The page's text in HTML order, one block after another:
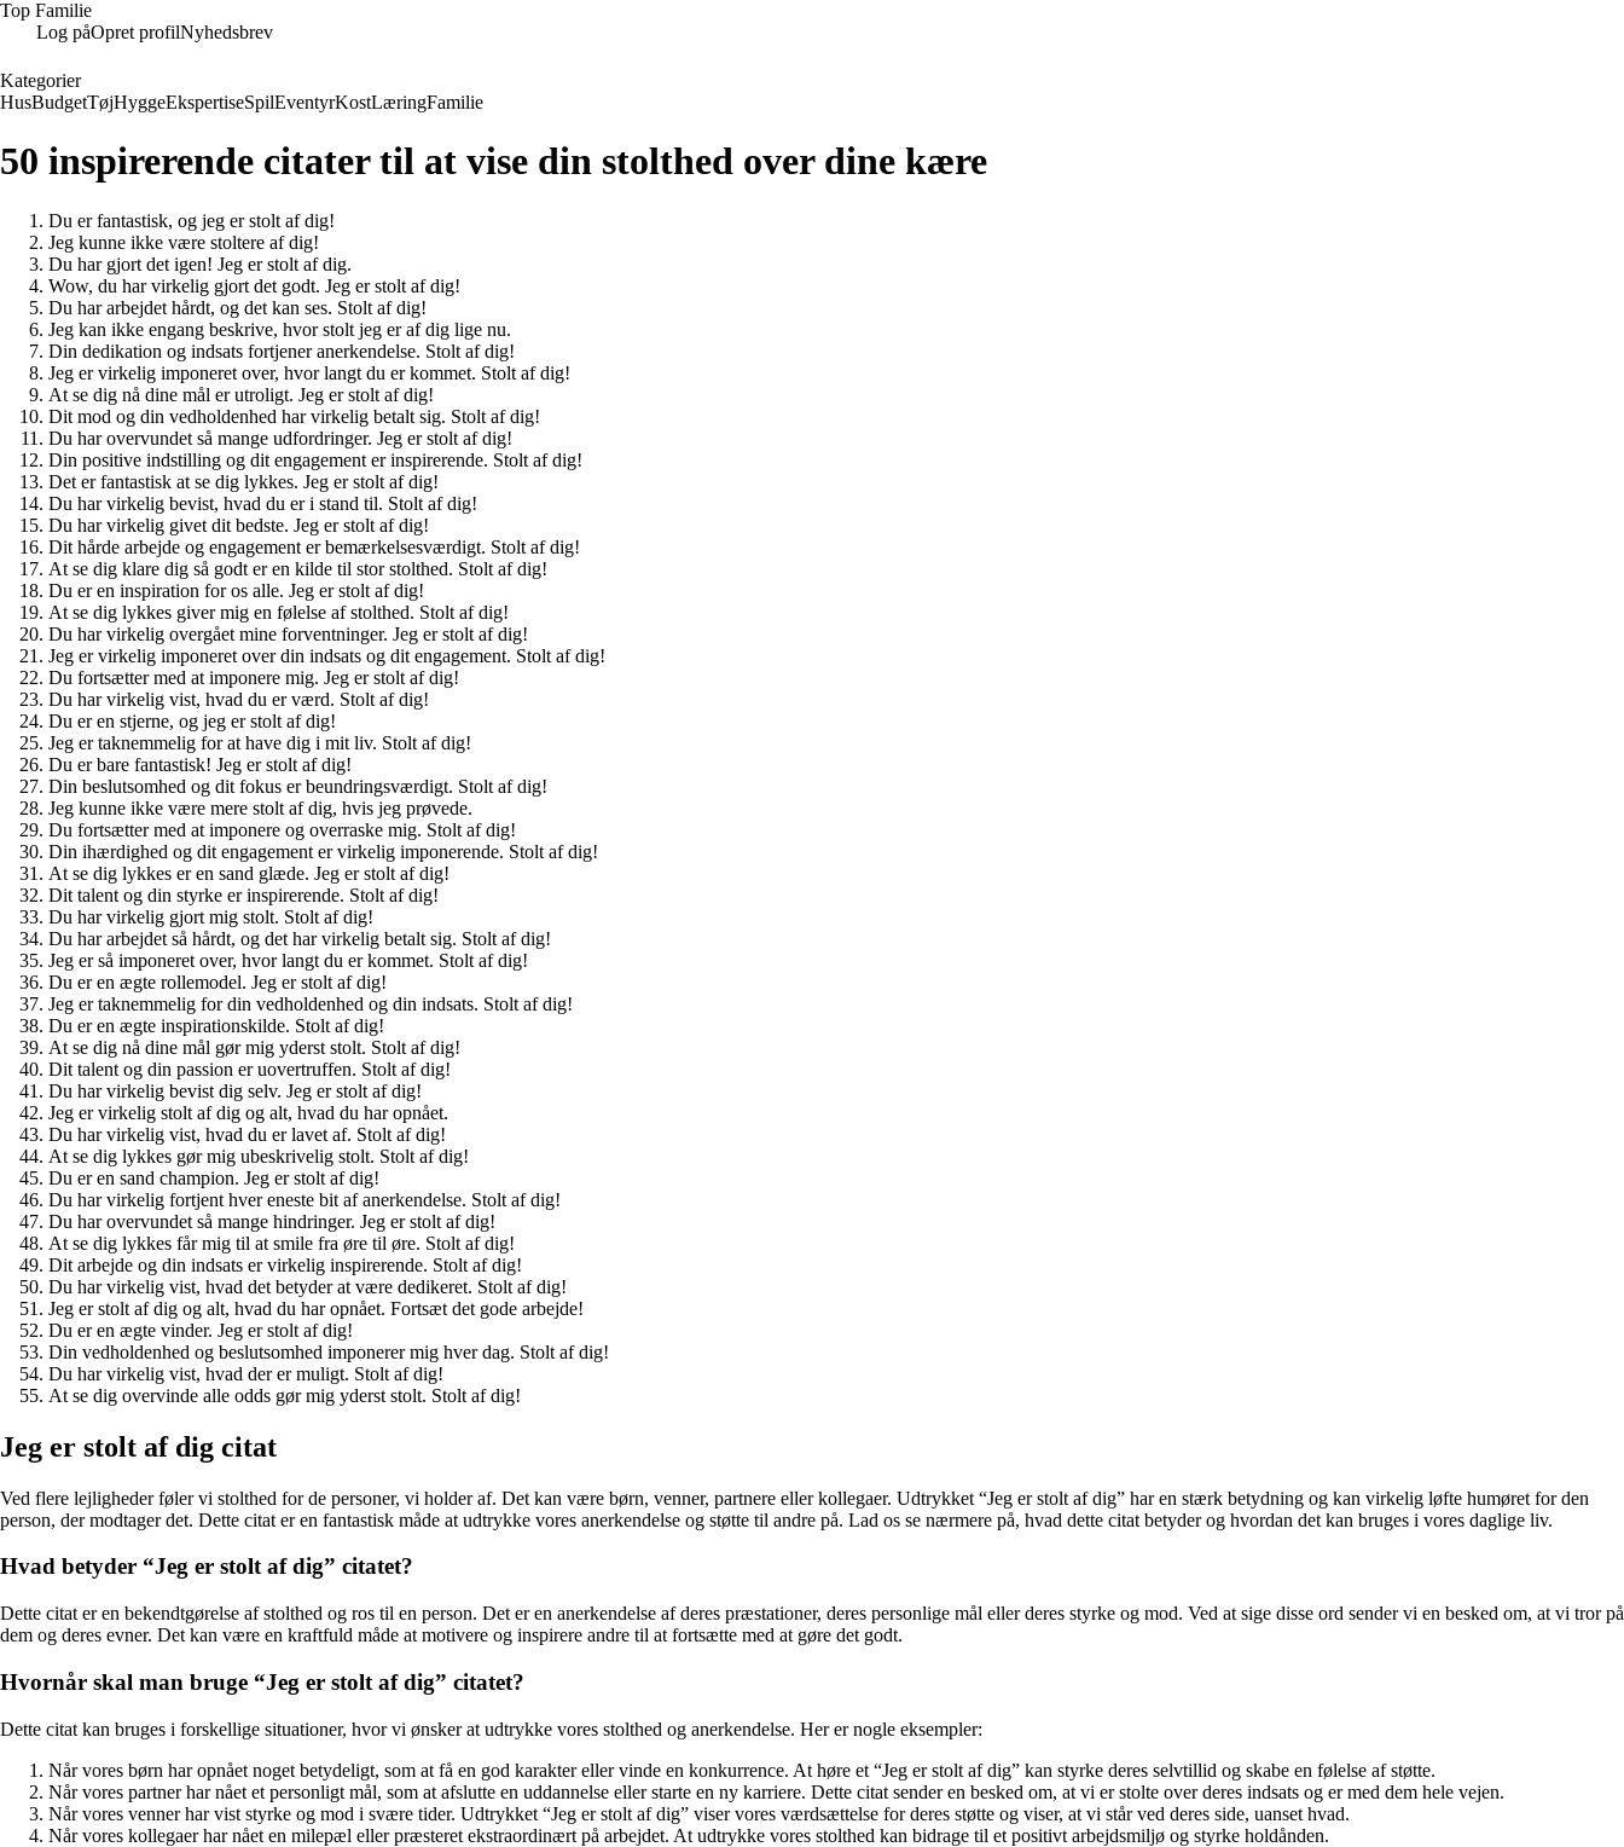
Top Familie
Log påOpret profilNyhedsbrev
Kategorier
HusBudgetTøjHyggeEkspertiseSpilEventyrKostLæringFamilie
50 inspirerende citater til at vise din stolthed over dine kære
Du er fantastisk, og jeg er stolt af dig!
Jeg kunne ikke være stoltere af dig!
Du har gjort det igen! Jeg er stolt af dig.
Wow, du har virkelig gjort det godt. Jeg er stolt af dig!
Du har arbejdet hårdt, og det kan ses. Stolt af dig!
Jeg kan ikke engang beskrive, hvor stolt jeg er af dig lige nu.
Din dedikation og indsats fortjener anerkendelse. Stolt af dig!
Jeg er virkelig imponeret over, hvor langt du er kommet. Stolt af dig!
At se dig nå dine mål er utroligt. Jeg er stolt af dig!
Dit mod og din vedholdenhed har virkelig betalt sig. Stolt af dig!
Du har overvundet så mange udfordringer. Jeg er stolt af dig!
Din positive indstilling og dit engagement er inspirerende. Stolt af dig!
Det er fantastisk at se dig lykkes. Jeg er stolt af dig!
Du har virkelig bevist, hvad du er i stand til. Stolt af dig!
Du har virkelig givet dit bedste. Jeg er stolt af dig!
Dit hårde arbejde og engagement er bemærkelsesværdigt. Stolt af dig!
At se dig klare dig så godt er en kilde til stor stolthed. Stolt af dig!
Du er en inspiration for os alle. Jeg er stolt af dig!
At se dig lykkes giver mig en følelse af stolthed. Stolt af dig!
Du har virkelig overgået mine forventninger. Jeg er stolt af dig!
Jeg er virkelig imponeret over din indsats og dit engagement. Stolt af dig!
Du fortsætter med at imponere mig. Jeg er stolt af dig!
Du har virkelig vist, hvad du er værd. Stolt af dig!
Du er en stjerne, og jeg er stolt af dig!
Jeg er taknemmelig for at have dig i mit liv. Stolt af dig!
Du er bare fantastisk! Jeg er stolt af dig!
Din beslutsomhed og dit fokus er beundringsværdigt. Stolt af dig!
Jeg kunne ikke være mere stolt af dig, hvis jeg prøvede.
Du fortsætter med at imponere og overraske mig. Stolt af dig!
Din ihærdighed og dit engagement er virkelig imponerende. Stolt af dig!
At se dig lykkes er en sand glæde. Jeg er stolt af dig!
Dit talent og din styrke er inspirerende. Stolt af dig!
Du har virkelig gjort mig stolt. Stolt af dig!
Du har arbejdet så hårdt, og det har virkelig betalt sig. Stolt af dig!
Jeg er så imponeret over, hvor langt du er kommet. Stolt af dig!
Du er en ægte rollemodel. Jeg er stolt af dig!
Jeg er taknemmelig for din vedholdenhed og din indsats. Stolt af dig!
Du er en ægte inspirationskilde. Stolt af dig!
At se dig nå dine mål gør mig yderst stolt. Stolt af dig!
Dit talent og din passion er uovertruffen. Stolt af dig!
Du har virkelig bevist dig selv. Jeg er stolt af dig!
Jeg er virkelig stolt af dig og alt, hvad du har opnået.
Du har virkelig vist, hvad du er lavet af. Stolt af dig!
At se dig lykkes gør mig ubeskrivelig stolt. Stolt af dig!
Du er en sand champion. Jeg er stolt af dig!
Du har virkelig fortjent hver eneste bit af anerkendelse. Stolt af dig!
Du har overvundet så mange hindringer. Jeg er stolt af dig!
At se dig lykkes får mig til at smile fra øre til øre. Stolt af dig!
Dit arbejde og din indsats er virkelig inspirerende. Stolt af dig!
Du har virkelig vist, hvad det betyder at være dedikeret. Stolt af dig!
Jeg er stolt af dig og alt, hvad du har opnået. Fortsæt det gode arbejde!
Du er en ægte vinder. Jeg er stolt af dig!
Din vedholdenhed og beslutsomhed imponerer mig hver dag. Stolt af dig!
Du har virkelig vist, hvad der er muligt. Stolt af dig!
At se dig overvinde alle odds gør mig yderst stolt. Stolt af dig!
Jeg er stolt af dig citat
Ved flere lejligheder føler vi stolthed for de personer, vi holder af. Det kan være børn, venner, partnere eller kollegaer. Udtrykket “Jeg er stolt af dig” har en stærk betydning og kan virkelig løfte humøret for den
person, der modtager det. Dette citat er en fantastisk måde at udtrykke vores anerkendelse og støtte til andre på. Lad os se nærmere på, hvad dette citat betyder og hvordan det kan bruges i vores daglige liv.
Hvad betyder “Jeg er stolt af dig” citatet?
Dette citat er en bekendtgørelse af stolthed og ros til en person. Det er en anerkendelse af deres præstationer, deres personlige mål eller deres styrke og mod. Ved at sige disse ord sender vi en besked om, at vi tror på
dem og deres evner. Det kan være en kraftfuld måde at motivere og inspirere andre til at fortsætte med at gøre det godt.
Hvornår skal man bruge “Jeg er stolt af dig” citatet?
Dette citat kan bruges i forskellige situationer, hvor vi ønsker at udtrykke vores stolthed og anerkendelse. Her er nogle eksempler:
Når vores børn har opnået noget betydeligt, som at få en god karakter eller vinde en konkurrence. At høre et “Jeg er stolt af dig” kan styrke deres selvtillid og skabe en følelse af støtte.
Når vores partner har nået et personligt mål, som at afslutte en uddannelse eller starte en ny karriere. Dette citat sender en besked om, at vi er stolte over deres indsats og er med dem hele vejen.
Når vores venner har vist styrke og mod i svære tider. Udtrykket “Jeg er stolt af dig” viser vores værdsættelse for deres støtte og viser, at vi står ved deres side, uanset hvad.
Når vores kollegaer har nået en milepæl eller præsteret ekstraordinært på arbejdet. At udtrykke vores stolthed kan bidrage til et positivt arbejdsmiljø og styrke holdånden.